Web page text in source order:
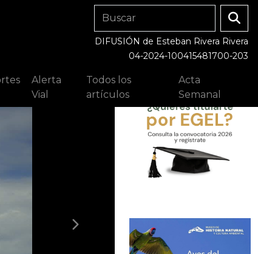
DIFUSIÓN de Esteban Rivera Rivera
04-2024-100415481700-203
Alerta
Vial
Todos los
artículos
Acta
Semanal